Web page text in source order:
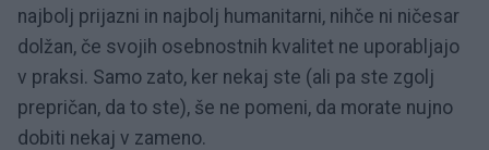
najbolj prijazni in najbolj humanitarni, nihče ni ničesar
dolžan, če svojih osebnostnih kvalitet ne uporabljajo
v praksi. Samo zato, ker nekaj ste (ali pa ste zgolj
prepričan, da to ste), še ne pomeni, da morate nujno
dobiti nekaj v zameno.